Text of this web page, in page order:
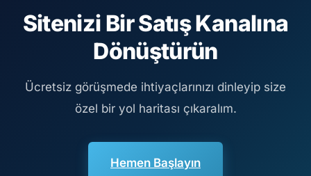
Sitenizi Bir Satış Kanalına
Dönüştürün
Ücretsiz görüşmede ihtiyaçlarınızı dinleyip size
özel bir yol haritası çıkaralım.
Hemen Başlayın